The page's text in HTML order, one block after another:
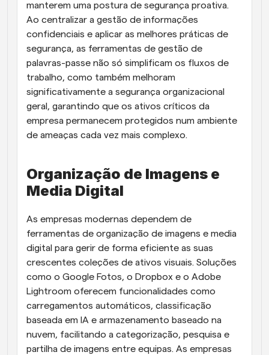
manterem uma postura de segurança proativa.
Ao centralizar a gestão de informações
confidenciais e aplicar as melhores práticas de
segurança, as ferramentas de gestão de
palavras-passe não só simplificam os fluxos de
trabalho, como também melhoram
significativamente a segurança organizacional
geral, garantindo que os ativos críticos da
empresa permanecem protegidos num ambiente
de ameaças cada vez mais complexo.
Organização de Imagens e
Media Digital
As empresas modernas dependem de
ferramentas de organização de imagens e media
digital para gerir de forma eficiente as suas
crescentes coleções de ativos visuais. Soluções
como o Google Fotos, o Dropbox e o Adobe
Lightroom oferecem funcionalidades como
carregamentos automáticos, classificação
baseada em IA e armazenamento baseado na
nuvem, facilitando a categorização, pesquisa e
partilha de imagens entre equipas. As empresas